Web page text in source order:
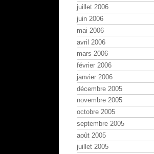
juillet 2006
juin 2006
mai 2006
avril 2006
mars 2006
février 2006
janvier 2006
décembre 2005
novembre 2005
octobre 2005
septembre 2005
août 2005
juillet 2005